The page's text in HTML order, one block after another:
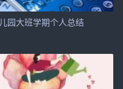
期，由于工作量较大，
要源于工作流程的优
不断拓展，对秘书的
数据分析、项目管理
园大班学期个人总结